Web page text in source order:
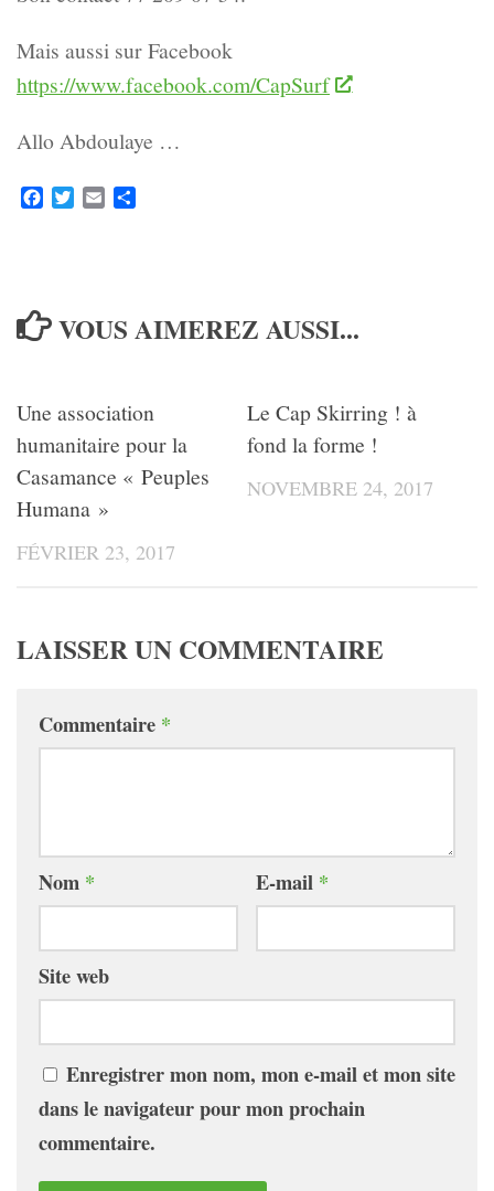
Mais aussi sur Facebook
https://www.facebook.com/CapSurf
Allo Abdoulaye …
FacebookTwitterEmail
VOUS AIMEREZ AUSSI...
Une association
humanitaire pour la
Casamance « Peuples
Humana »
FÉVRIER 23, 2017
Le Cap Skirring ! à
fond la forme !
NOVEMBRE 24, 2017
LAISSER UN COMMENTAIRE
Commentaire *
Nom * E-mail *
Site web
Enregistrer mon nom, mon e-mail et mon site
dans le navigateur pour mon prochain
commentaire.